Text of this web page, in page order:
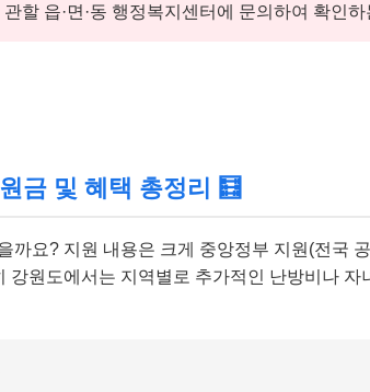
할 읍·면·동 행정복지센터에 문의하여 확인
금 및 혜택 총정리 🧮
까요? 지원 내용은 크게 중앙정부 지원(전국
강원도에서는 지역별로 추가적인 난방비나 자